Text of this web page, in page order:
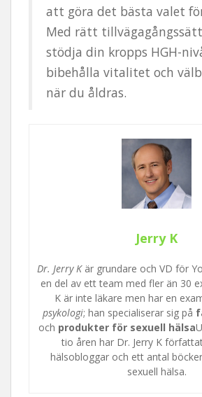
att göra det bästa valet
Med rätt
stödja din kropps HGH-
bibehålla vitalitet och
när du åldras.
Jerry K
Dr. Jerry Kär grundare och VD för
en del av ett team med fler än 30
K är inte läkare men har en
psykologi; han specialiserar sig på
och produkter för sexuell hälsa
tio åren har Dr. Jerry K
hälsobloggar och ett antal
sexuell hälsa.